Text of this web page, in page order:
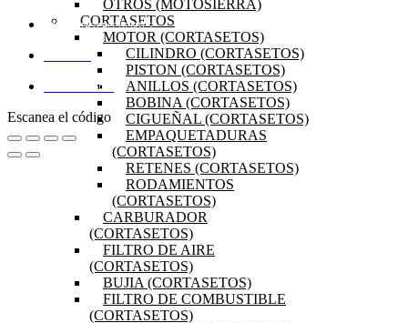
OTROS (MOTOSIERRA)
CORTASETOS
MOTOR (CORTASETOS)
CILINDRO (CORTASETOS)
PISTON (CORTASETOS)
ANILLOS (CORTASETOS)
BOBINA (CORTASETOS)
CIGUEÑAL (CORTASETOS)
EMPAQUETADURAS
(CORTASETOS)
RETENES (CORTASETOS)
RODAMIENTOS
(CORTASETOS)
CARBURADOR
(CORTASETOS)
FILTRO DE AIRE
(CORTASETOS)
BUJIA (CORTASETOS)
FILTRO DE COMBUSTIBLE
(CORTASETOS)
PREGUNTAS FRECUENTES
DISTRIBUIDORES
Escanea el código